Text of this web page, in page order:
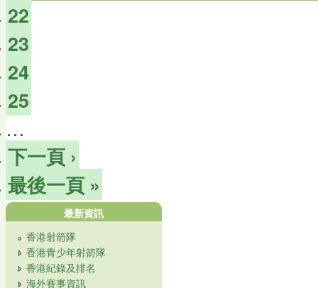
22
23
24
25
…
下一頁 ›
最後一頁 »
最新資訊
香港射箭隊
香港青少年射箭隊
香港紀錄及排名
海外賽事資訊